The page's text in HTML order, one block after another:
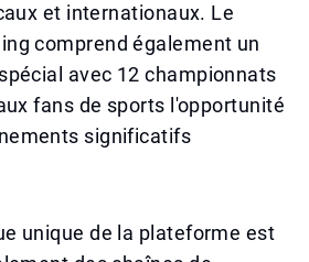
et internationaux. Le
comprend également un
avec 12 championnats
fans de sports l'opportunité
significatifs
unique de la plateforme est